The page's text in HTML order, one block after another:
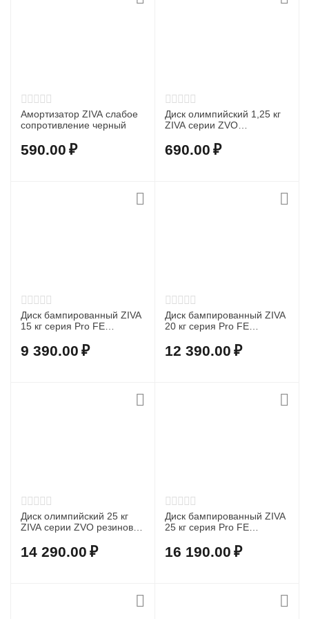
Амортизатор ZIVA слабое
сопротивление черный
590.00 ₽
Диск олимпийский 1,25 кг
ZIVA серии ZVO
черный
690.00 ₽
Диск бампированный ZIVA
15 кг серия Pro FЕ
9 390.00 ₽
Диск бампированный ZIVA
20 кг серия Pro FЕ
черный
12 390.00 ₽
Диск олимпийский 25 кг
ZIVA серии ZVO резиновое
14 290.00 ₽
Диск бампированный ZIVA
25 кг серия Pro FЕ
16 190.00 ₽